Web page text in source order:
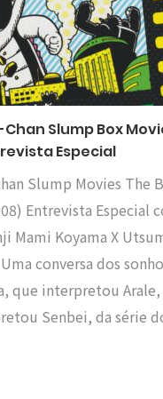
Slump Box
Especial
Slump Movies The
Entrevista Especial
Mami Koyama X
conversa dos
que interpretou Arale,
Senbei, da série